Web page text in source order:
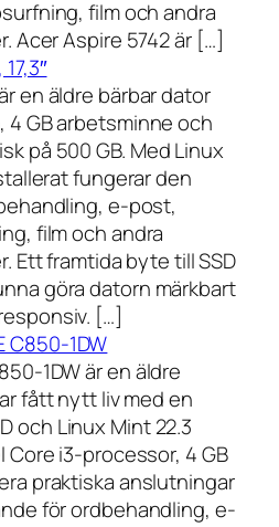
film och andra
Acer Aspire 5742 är […]
en äldre bärbar dator
4 GB arbetsminne och
på 500 GB. Med Linux
fungerar den
e-post,
film och andra
Ett framtida byte till SSD
göra datorn märkbart
[…]
C850-1DW
1DW är en äldre
fått nytt liv med en
och Linux Mint 22.3
Core i3-processor, 4 GB
praktiska anslutningar
för ordbehandling, e-